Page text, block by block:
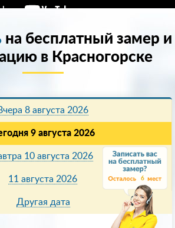
6
на бесплатный замер и
в Красногорске
8 августа 2026
9 августа 2026
10 августа 2026
11 августа 2026
Другая дата